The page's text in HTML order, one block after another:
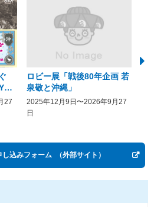
27
ロビー展「戦後80年企画 若
泉敬と沖縄」
2025年12月9日〜2026年9月27
日
し込みフォーム （外部サイト）